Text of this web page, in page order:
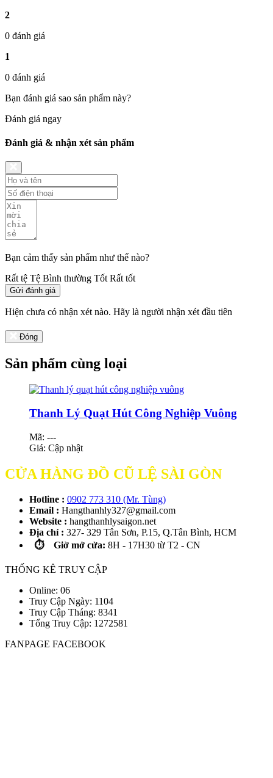
2
0 đánh giá
1
0 đánh giá
Bạn đánh giá sao sản phẩm này?
Đánh giá ngay
Đánh giá & nhận xét sản phẩm
Bạn cảm thấy sản phẩm như thế nào?
Rất tệ Tệ Bình thường Tốt Rất tốt
Gửi đánh giá
Hiện chưa có nhận xét nào. Hãy là người nhận xét đầu tiên
Đóng
Sản phẩm cùng loại
Thanh Lý Quạt Hút Công Nghiệp Vuông
Mã: ---
Giá: Cập nhật
CỬA HÀNG ĐỒ CŨ LỆ SÀI GÒN
Hotline : 0902 773 310 (Mr. Tùng)
Email : Hangthanhly327@gmail.com
Website : hangthanhlysaigon.net
Địa chỉ : 327- 329 Tân Sơn, P.15, Q.Tân Bình, HCM
⏱️ Giờ mở cửa: 8H - 17H30 từ T2 - CN
THỐNG KÊ TRUY CẬP
Online: 06
Truy Cập Ngày: 1104
Truy Cập Tháng: 8341
Tổng Truy Cập: 1272581
FANPAGE FACEBOOK